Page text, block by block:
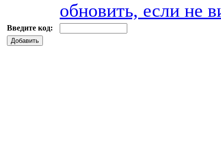
обновить, если не
Введите код:
Добавить